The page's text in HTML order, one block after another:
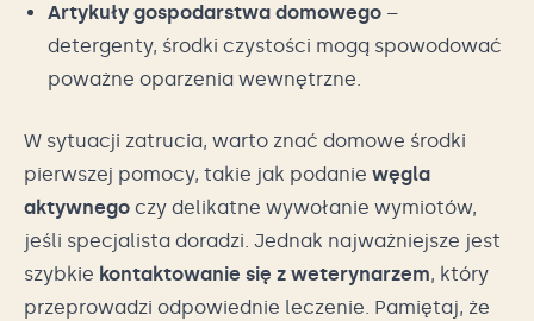
Artykuły gospodarstwa domowego –
detergenty, środki czystości mogą spowodować
poważne oparzenia wewnętrzne.
W sytuacji zatrucia, warto znać domowe środki
pierwszej pomocy, takie jak podanie węgla
aktywnego czy delikatne wywołanie wymiotów,
jeśli specjalista doradzi. Jednak najważniejsze jest
szybkie kontaktowanie się z weterynarzem, który
przeprowadzi odpowiednie leczenie. Pamiętaj, że